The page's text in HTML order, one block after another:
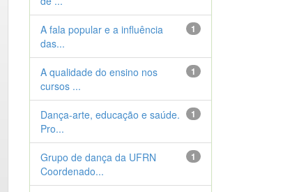
1
A fala popular e a influência
das...
1
A qualidade do ensino nos
cursos ...
1
Dança-arte, educação e saúde.
Pro...
1
Grupo de dança da UFRN
Coordenado...